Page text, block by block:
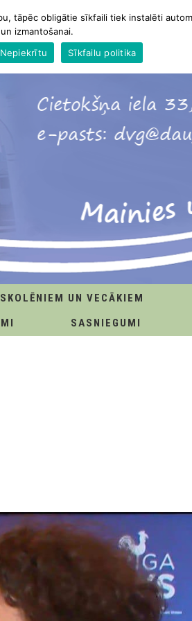
SKOLĒNIEM UN VECĀKIEM
SASNIEGUMI
obligātie sīkfaili tiek instalēti
un izmantošanai.
Nepiekrītu Sīkfailu politika